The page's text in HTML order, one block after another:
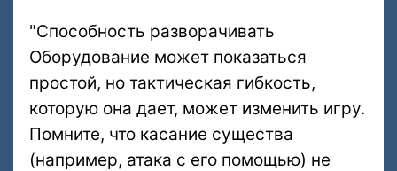
"Способность разворачивать
Оборудование может показаться
простой, но тактическая гибкость,
которую она дает, может изменить игру.
Помните, что касание существа
(например, атака с его помощью) не